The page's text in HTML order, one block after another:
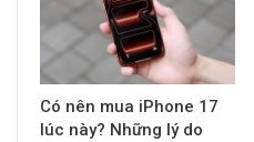
Có nên mua iPhone 17
lúc này? Những lý do